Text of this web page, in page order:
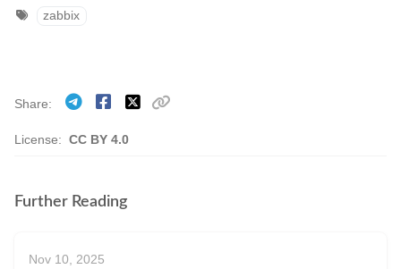
zabbix
License: CC BY 4.0
Share
Further Reading
Nov 10, 2025